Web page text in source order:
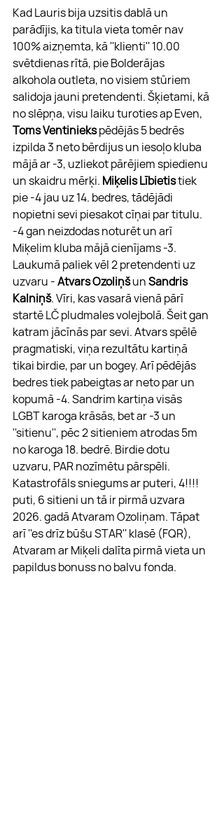
Kad Lauris bija uzsitis dablā un
parādījis, ka titula vieta tomēr nav
100% aizņemta, kā ''klienti'' 10.00
svētdienas rītā, pie Bolderājas
alkohola outleta, no visiem stūriem
salidoja jauni pretendenti. Šķietami, kā
no slēpņa, visu laiku turoties ap Even,
Toms Ventinieks pēdējās 5 bedrēs
izpilda 3 neto bērdijus un iesoļo kluba
mājā ar -3, uzliekot pārējiem spiedienu
un skaidru mērķi. Miķelis Lībietis tiek
pie -4 jau uz 14. bedres, tādējādi
nopietni sevi piesakot cīņai par titulu.
-4 gan neizdodas noturēt un arī
Miķelim kluba mājā cienījams -3.
Laukumā paliek vēl 2 pretendenti uz
uzvaru - Atvars Ozoliņš un Sandris
Kalniņš. Vīri, kas vasarā vienā pārī
startē LČ pludmales volejbolā. Šeit gan
katram jācīnās par sevi. Atvars spēlē
pragmatiski, viņa rezultātu kartiņā
tikai birdie, par un bogey. Arī pēdējās
bedres tiek pabeigtas ar neto par un
kopumā -4. Sandrim kartiņa visās
LGBT karoga krāsās, bet ar -3 un
''sitienu'', pēc 2 sitieniem atrodas 5m
no karoga 18. bedrē. Birdie dotu
uzvaru, PAR nozīmētu pārspēli.
Katastrofāls sniegums ar puteri, 4!!!!
puti, 6 sitieni un tā ir pirmā uzvara
2026. gadā Atvaram Ozoliņam. Tāpat
arī ''es drīz būšu STAR'' klasē (FQR),
Atvaram ar Miķeli dalīta pirmā vieta un
papildus bonuss no balvu fonda.